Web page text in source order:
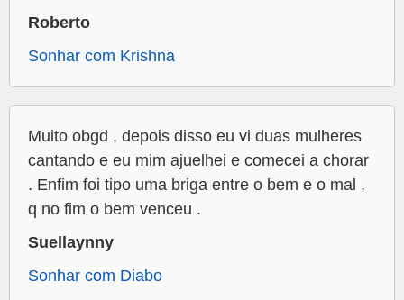
Roberto
Sonhar com Krishna
Muito obgd , depois disso eu vi duas mulheres
cantando e eu mim ajuelhei e comecei a chorar
. Enfim foi tipo uma briga entre o bem e o mal ,
q no fim o bem venceu .
Suellaynny
Sonhar com Diabo